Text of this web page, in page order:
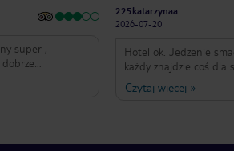
super ,
też pyszne .
i jest
225katarzynaa
2026-07-20
Hotel ok. Jedzenie
każdy znajdzie coś dla
na dwie dziewczyny w
niemiłe, nie pomagają,
Czytaj więcej »